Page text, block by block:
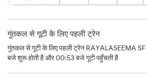
गुंतकल से गूटी के लिए पहली ट्रेन
गुंतकल से गूटी के लिए पहली ट्रेन RAYALASEEMA
बजे शुरू होती है और 00:53 बजे गूटी पहुँचती है